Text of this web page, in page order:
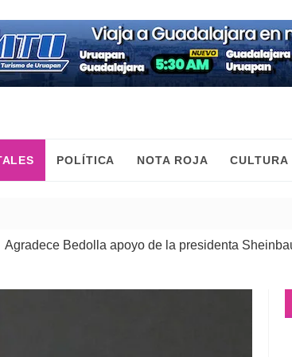
POLÍTICA NOTA ROJA CULTURA
apoyo de la presidenta Sheinbaum para